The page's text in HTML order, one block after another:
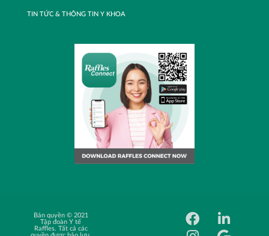
TIN TỨC & THÔNG TIN Y KHOA
Bản quyền © 2021
Tập đoàn Y tế
Raffles. Tất cả các